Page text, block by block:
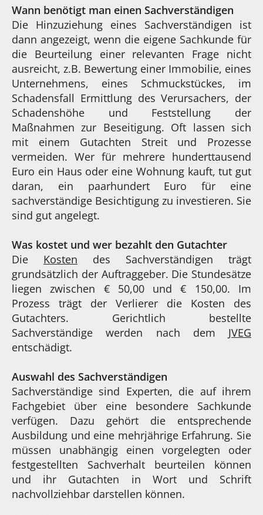
Wann benötigt man einen Sachverständigen
Die Hinzuziehung eines Sachverständigen ist
dann angezeigt, wenn die eigene Sachkunde für
die Beurteilung einer relevanten Frage nicht
ausreicht, z.B. Bewertung einer Immobilie, eines
Unternehmens, eines Schmuckstückes, im
Schadensfall Ermittlung des Verursachers, der
Schadenshöhe und Feststellung der
Maßnahmen zur Beseitigung. Oft lassen sich
mit einem Gutachten Streit und Prozesse
vermeiden. Wer für mehrere hunderttausend
Euro ein Haus oder eine Wohnung kauft, tut gut
daran, ein paarhundert Euro für eine
sachverständige Besichtigung zu investieren. Sie
sind gut angelegt.
Was kostet und wer bezahlt den Gutachter
Die Kosten des Sachverständigen trägt
grundsätzlich der Auftraggeber. Die Stundesätze
liegen zwischen € 50,00 und € 150,00. Im
Prozess trägt der Verlierer die Kosten des
Gutachters. Gerichtlich bestellte
Sachverständige werden nach dem JVEG
entschädigt.
Auswahl des Sachverständigen
Sachverständige sind Experten, die auf ihrem
Fachgebiet über eine besondere Sachkunde
verfügen. Dazu gehört die entsprechende
Ausbildung und eine mehrjährige Erfahrung. Sie
müssen unabhängig einen vorgelegten oder
festgestellten Sachverhalt beurteilen können
und ihr Gutachten in Wort und Schrift
nachvollziehbar darstellen können.